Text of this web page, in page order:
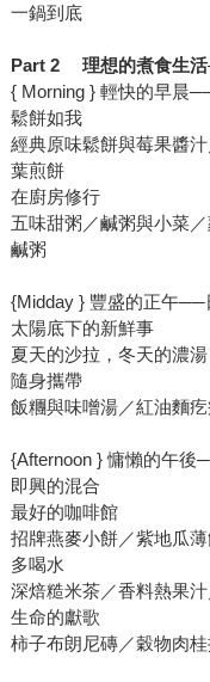
一鍋到底
Part 2 理想的煮食生活
{ Morning } 輕快的早晨
鬆餅如我
經典原味鬆餅與莓果醬
葉煎餅
在廚房修行
五味甜粥／鹹粥與小菜
鹹粥
{Midday } 豐盛的正午──
太陽底下的新鮮事
夏天的沙拉，冬天的濃湯
隨身攜帶
飯糰與味噌湯／紅油麵
{Afternoon } 慵懶的午後
即興的混合
最好的咖啡館
招牌燕麥小餅／紫地瓜
多喝水
深焙糙米茶／香料熱果
生命的獻歌
柿子布朗尼磚／穀物肉